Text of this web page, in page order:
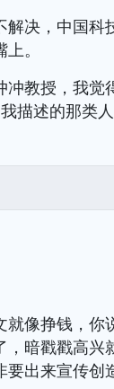
解决，中国科
。
冲教授，我觉
描述的那类人
就像挣钱，你
，暗戳戳高兴
要出来宣传创